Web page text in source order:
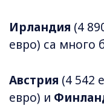
Ирландия (4
евро) са много
Австрия (4 542
евро) и